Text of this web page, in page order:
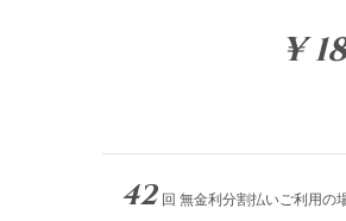
¥
42 回 無金利分割払いご利用の